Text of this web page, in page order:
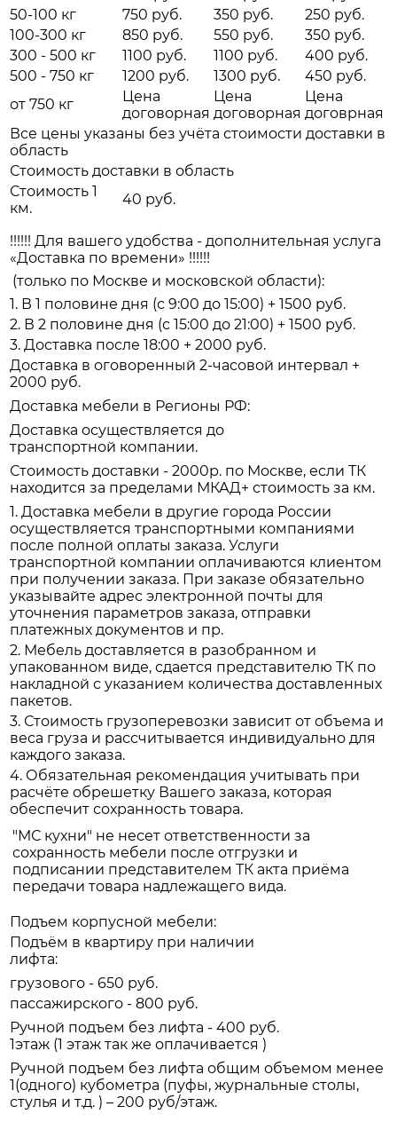
50-100 кг
750 руб. 350 руб.
250 руб.
100-300 кг
850 руб. 550 руб.
350 руб.
300 - 500 кг
1100 руб. 1100 руб.
400 руб.
500 - 750 кг
1200 руб. 1300 руб.
450 руб.
от 750 кг
Цена
договорная
Цена
договорная
Цена
договрная
Все цены указаны без учёта стоимости доставки в
область
Стоимость доставки в область
Стоимость 1
км.
40 руб.
!!!!!! Для вашего удобства - дополнительная услуга
«Доставка по времени» !!!!!!
(только по Москве и московской области):
1. В 1 половине дня (с 9:00 до 15:00) + 1500 руб.
2. В 2 половине дня (с 15:00 до 21:00) + 1500 руб.
3. Доставка после 18:00 + 2000 руб.
Доставка в оговоренный 2-часовой интервал +
2000 руб.
Доставка мебели в Регионы РФ:
Доставка осуществляется до
транспортной компании.
Стоимость доставки - 2000р. по Москве, если ТК
находится за пределами МКАД+ стоимость за км.
1. Доставка мебели в другие города России
осуществляется транспортными компаниями
после полной оплаты заказа. Услуги
транспортной компании оплачиваются клиентом
при получении заказа. При заказе обязательно
указывайте адрес электронной почты для
уточнения параметров заказа, отправки
платежных документов и пр.
2. Мебель доставляется в разобранном и
упакованном виде, сдается представителю ТК по
накладной с указанием количества доставленных
пакетов.
3. Стоимость грузоперевозки зависит от объема и
веса груза и рассчитывается индивидуально для
каждого заказа.
4. Обязательная рекомендация учитывать при
расчёте обрешетку Вашего заказа, которая
обеспечит сохранность товара.
"МС кухни" не несет ответственности за
сохранность мебели после отгрузки и
подписании представителем ТК акта приёма
передачи товара надлежащего вида.
Подъем корпусной мебели:
Подъём в квартиру при наличии
лифта:
грузового - 650 руб.
пассажирского - 800 руб.
Ручной подъем без лифта - 400 руб.
1этаж (1 этаж так же оплачивается )
Ручной подъем без лифта общим объемом менее
1(одного) кубометра (пуфы, журнальные столы,
стулья и т.д. ) – 200 руб/этаж.